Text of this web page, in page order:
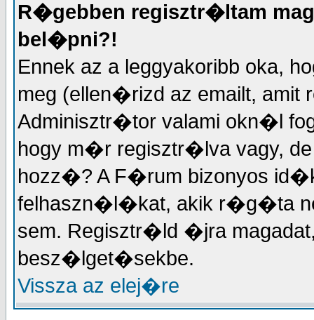
R�gebben regisztr�ltam
bel�pni?!
Ennek az a leggyakoribb oka,
meg (ellen�rizd az emailt,
Adminisztr�tor valami okn�l
hogy m�r regisztr�lva vagy,
hozz�? A F�rum bizonyos
felhaszn�l�kat, akik r�g�ta
sem. Regisztr�ld �jra
besz�lget�sekbe.
Vissza az elej�re